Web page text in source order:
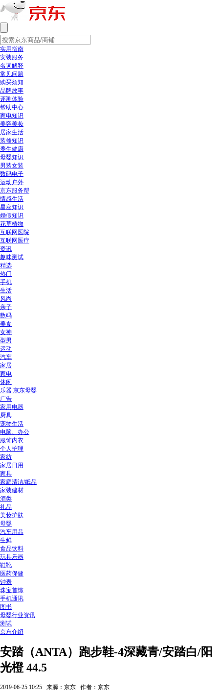
实用指南
安装服务
名词解释
常见问题
购买须知
品牌故事
评测体验
帮助中心
家电知识
美容美妆
居家生活
装修知识
养生健康
母婴知识
男装女装
数码电子
运动户外
京东服务帮
情感生活
星座知识
婚假知识
花草植物
互联网医院
互联网医疗
资讯
趣味测试
精选
热门
手机
生活
风尚
亲子
数码
美食
女神
型男
运动
汽车
家居
家电
休闲
乐器 京东母婴
广告
家用电器
厨具
宠物生活
电脑、办公
服饰内衣
个人护理
家纺
家居日用
家具
家庭清洁/纸品
家装建材
酒类
礼品
美妆护肤
母婴
汽车用品
生鲜
食品饮料
玩具乐器
鞋靴
医药保健
钟表
珠宝首饰
手机通讯
图书
母婴行业资讯
测试
京东介绍
安踏（ANTA）跑步鞋-4深藏青/安踏白/阳
光橙 44.5
2019-06-25 10:25 来源：京东 作者：京东